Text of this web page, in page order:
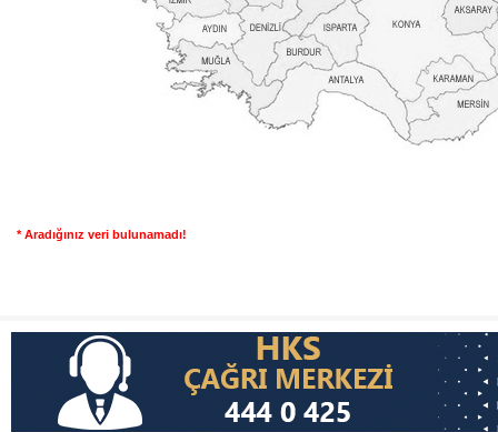
* Aradığınız veri bulunamadı!